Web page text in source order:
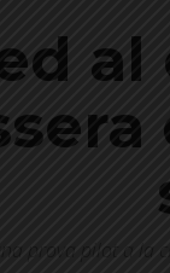
prova pilot a la